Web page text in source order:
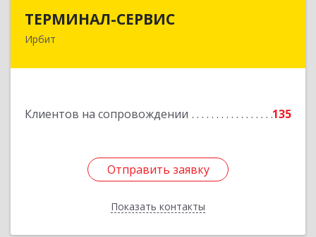
ТЕРМИНАЛ-СЕРВИС
Ирбит
Клиентов на сопровождении 135
Отправить заявку
Показать контакты
Отправить заявку
Назад